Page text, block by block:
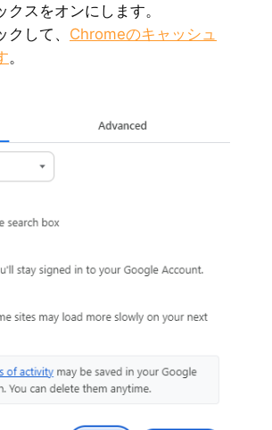
スをオンにします。
して、 Chromeのキャッシュ
。